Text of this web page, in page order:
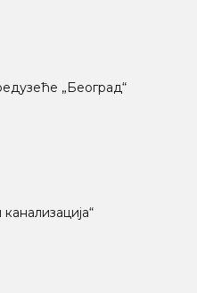
„Београд“